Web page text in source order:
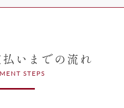
いまでの流れ
STEPS